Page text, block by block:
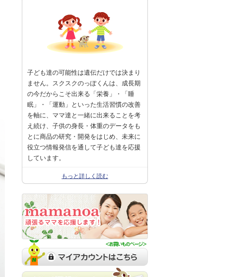
子ども達の可能性は遺伝だけでは決まり
ません。スクスクのっぽくんは、成長期
の今だからこそ出来る「栄養」・「睡
眠」・「運動」といった生活習慣の改善
を軸に、ママ達と一緒に出来ることを考
え続け、子供の身長・体重のデータをも
とに商品の研究・開発をはじめ、未来に
役立つ情報発信を通して子ども達を応援
しています。
もっと詳しく読む